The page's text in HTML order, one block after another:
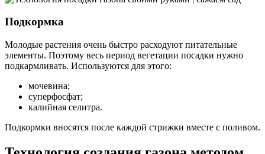
Подкормка
Молодые растения очень быстро расходуют питательные
элементы. Поэтому весь период вегетации посадки нужно
подкармливать. Используются для этого:
мочевина;
суперфосфат;
калийная селитра.
Подкормки вносятся после каждой стрижки вместе с поливом.